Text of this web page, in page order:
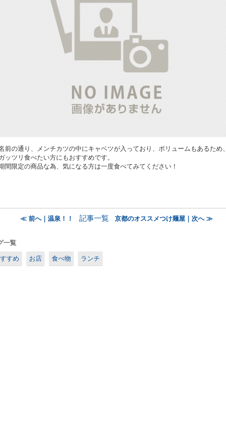
前の通り、メンチカツの中にキャベツが入っており、ボリュームもあるため、
ッツリ食べたい方にもおすすめです。
間限定の商品な為、気になる方は一度食べてみてください！
≪ 前へ｜温泉！！ 記事一覧 京都のオススメつけ麺屋｜次へ ≫
一覧
すめ お店 食べ物 ランチ